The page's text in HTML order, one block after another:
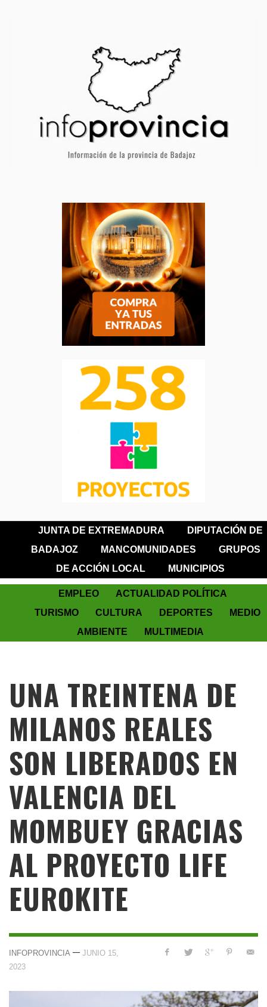
JUNTA DE EXTREMADURA
DIPUTACIÓN DE
BADAJOZ
MANCOMUNIDADES
GRUPOS
DE ACCIÓN LOCAL
MUNICIPIOS
EMPLEO
ACTUALIDAD POLÍTICA
TURISMO
CULTURA DEPORTES
MEDIO
AMBIENTE
MULTIMEDIA
UNA TREINTENA DE
MILANOS REALES
SON LIBERADOS EN
VALENCIA DEL
MOMBUEY GRACIAS
AL PROYECTO LIFE
EUROKITE
INFOPROVINCIA — JUNIO 15,
2023